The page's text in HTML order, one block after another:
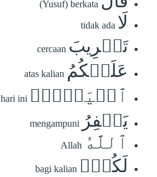
(Yusuf) berkata
لَا tidak ada
تَثۡرِيبَ cercaan
عَلَيۡكُمُ atas kalian
ٱلۡيَوۡمَۖ hari ini
يَغۡفِرُ mengampuni
ٱللَّهُ Allah
لَكُمۡۖ bagi kalian